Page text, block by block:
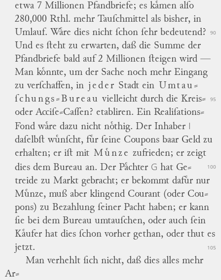
etwa 7 Millionen Pfandbriefe; es kaͤmen alſo
280,000 Rthl. mehr Tauſchmittel als bisher, in
Umlauf. Waͤre dies nicht ſchon ſehr bedeutend? 90
Und es ſteht zu erwarten, daß die Summe der
Pfandbriefe bald auf 2 Millionen ſteigen wird —
Man koͤnnte, um der Sache noch mehr Eingang
zu verſchaffen, in jeder Stadt ein Umtau⸗
ſchungs⸗Bureau vielleicht durch die Kreis⸗ 95
oder Acciſe⸗Caſſen? etabliren. Ein Realiſations⸗
Fond waͤre dazu nicht noͤthig. Der Inhaber I
daſelbſt wuͤnſcht, fuͤr ſeine Coupons baar Geld zu
erhalten; er iſt mit Muͤnze zufrieden; er zeigt
dies dem Bureau an. Der Paͤchter G hat Ge⸗ 100
treide zu Markt gebracht; er bekommt dafuͤr nur
Muͤnze, muß aber klingend Courant (oder Cou⸗
pons) zu Bezahlung ſeiner Pacht haben; er kann
ſie bei dem Bureau umtauſchen, oder auch ſein
Kaͤufer hat dies ſchon vorher gethan, oder thut es
105
jetzt.
Man verhehlt ſich nicht, daß dies alles mehr
Ar⸗